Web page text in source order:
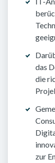
das
die
zur